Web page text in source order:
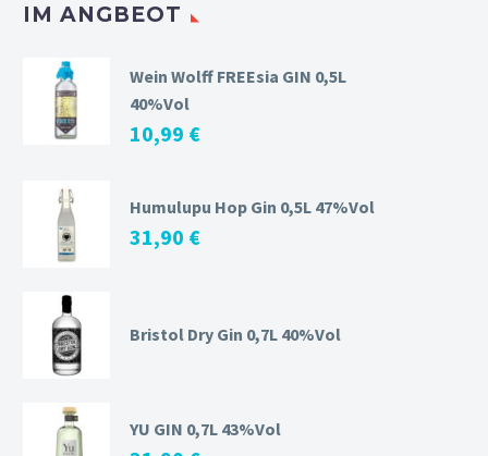
IM ANGBEOT
Wein Wolff FREEsia GIN 0,5L
40%Vol
10,99 €
Humulupu Hop Gin 0,5L 47%Vol
31,90 €
Bristol Dry Gin 0,7L 40%Vol
YU GIN 0,7L 43%Vol